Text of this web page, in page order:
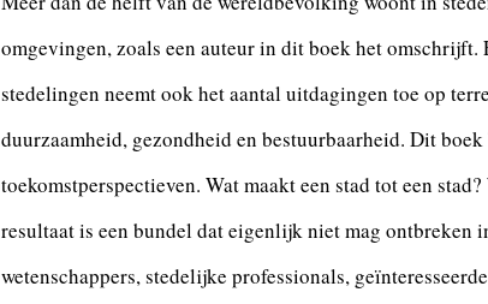
omgevingen, zoals een auteur in dit boek het omschrijft.
stedelingen neemt ook het aantal uitdagingen toe op
duurzaamheid, gezondheid en bestuurbaarheid. Dit
toekomstperspectieven. Wat maakt een stad tot een
resultaat is een bundel dat eigenlijk niet mag ontbreken
wetenschappers, stedelijke professionals,